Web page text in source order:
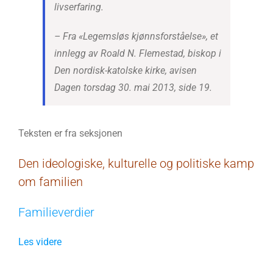
livserfaring.
– Fra «Legemsløs kjønnsforståelse», et
innlegg av Roald N. Flemestad, biskop i
Den nordisk-katolske kirke, avisen
Dagen torsdag 30. mai 2013, side 19.
Teksten er fra seksjonen
Den ideologiske, kulturelle og politiske kamp
om familien
Familieverdier
Les videre